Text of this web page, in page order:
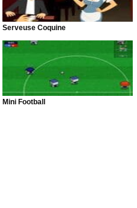
Serveuse Coquine
Mini Football